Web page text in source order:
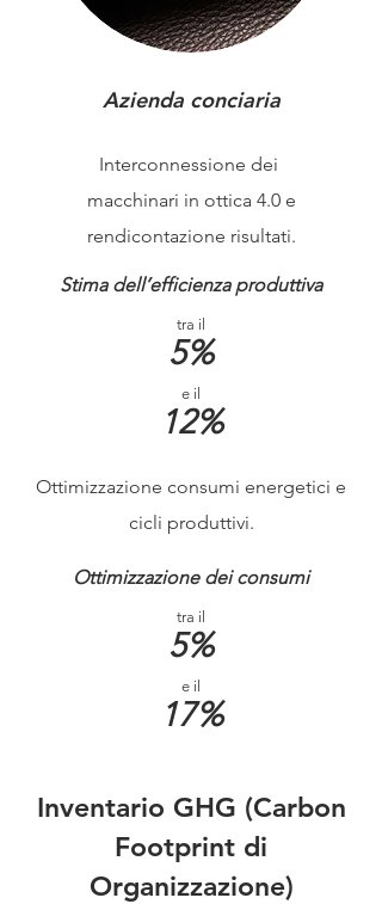
Azienda conciaria
Interconnessione dei
macchinari in ottica 4.0 e
rendicontazione risultati.
Stima dell’efficienza produttiva
tra il
5%
e il
12%
Ottimizzazione consumi energetici e
cicli produttivi.
Ottimizzazione dei consumi
tra il
5%
e il
17%
Inventario GHG (Carbon
Footprint di
Organizzazione)